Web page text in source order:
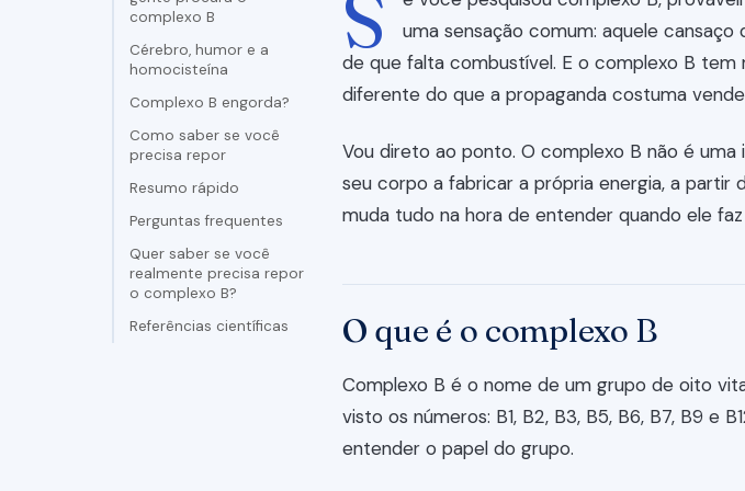
complexo B
Cérebro, humor e a
homocisteína
Complexo B engorda?
Como saber se você
precisa repor
Resumo rápido
Perguntas frequentes
Quer saber se você
realmente precisa repor
o complexo B?
Referências científicas
S
uma sensação comum: aquele cansaço
de que falta combustível. E o complexo B
diferente do que a propaganda costuma
Vou direto ao ponto. O complexo B não é
seu corpo a fabricar a própria energia, a partir
muda tudo na hora de entender quando ele
O que é o complexo B
Complexo B é o nome de um grupo de oito
visto os números: B1, B2, B3, B5, B6, B7, B9 e
entender o papel do grupo.